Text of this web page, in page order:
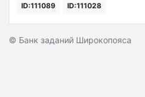
ID:111089 ID:111028
© Банк заданий Широкопояса